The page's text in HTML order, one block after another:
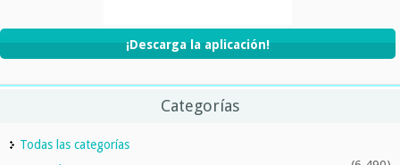
¡Descarga la aplicación!
Categorías
Todas las categorías